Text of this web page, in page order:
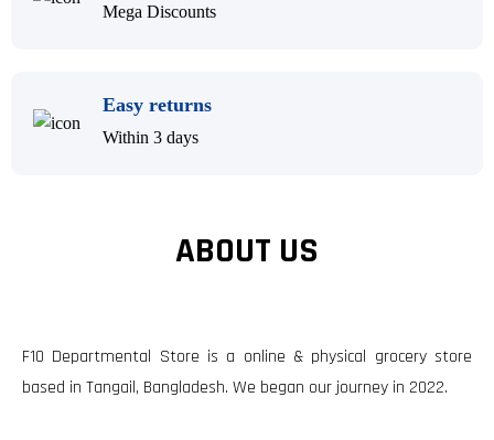
Mega Discounts
Easy returns
Within 3 days
ABOUT US
F10 Departmental Store is a online & physical grocery store
based in Tangail, Bangladesh. We began our journey in 2022.